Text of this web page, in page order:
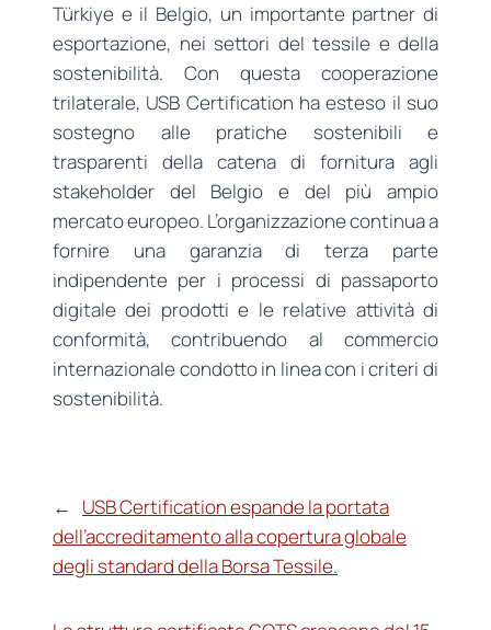
Türkiye e il Belgio, un importante partner di
esportazione, nei settori del tessile e della
sostenibilità. Con questa cooperazione
trilaterale, USB Certification ha esteso il suo
sostegno alle pratiche sostenibili e
trasparenti della catena di fornitura agli
stakeholder del Belgio e del più ampio
mercato europeo. L’organizzazione continua a
fornire una garanzia di terza parte
indipendente per i processi di passaporto
digitale dei prodotti e le relative attività di
conformità, contribuendo al commercio
internazionale condotto in linea con i criteri di
sostenibilità.
←
USB Certification espande la portata
dell’accreditamento alla copertura globale
degli standard della Borsa Tessile.